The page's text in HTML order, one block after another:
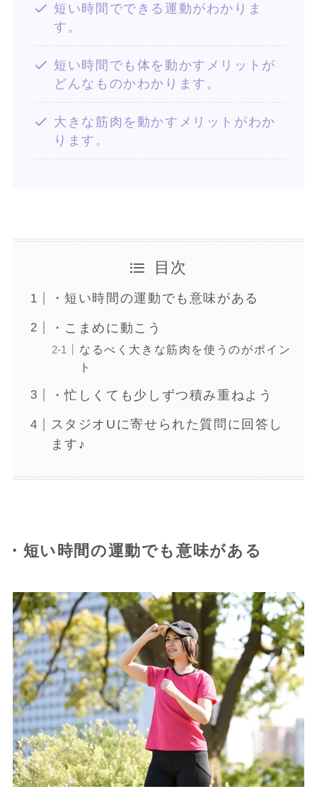
短い時間でできる運動がわかりま
す。
短い時間でも体を動かすメリットが
どんなものかわかります。
大きな筋肉を動かすメリットがわか
ります。
目次
・短い時間の運動でも意味がある
・こまめに動こう
なるべく大きな筋肉を使うのがポイン
ト
・忙しくても少しずつ積み重ねよう
スタジオUに寄せられた質問に回答し
ます♪
・短い時間の運動でも意味がある